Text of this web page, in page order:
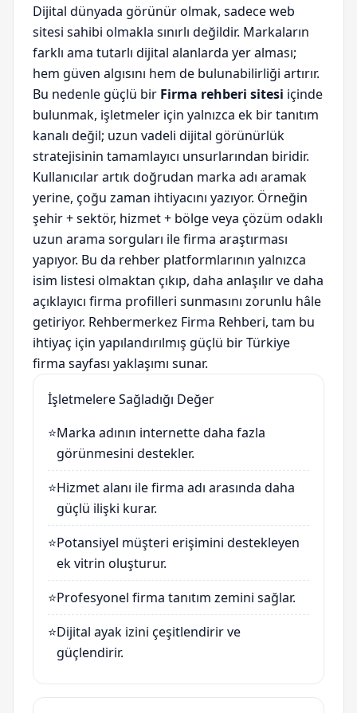
Dijital dünyada görünür olmak, sadece web
sitesi sahibi olmakla sınırlı değildir. Markaların
farklı ama tutarlı dijital alanlarda yer alması;
hem güven algısını hem de bulunabilirliği artırır.
Bu nedenle güçlü bir Firma rehberi sitesi içinde
bulunmak, işletmeler için yalnızca ek bir tanıtım
kanalı değil; uzun vadeli dijital görünürlük
stratejisinin tamamlayıcı unsurlarından biridir.
Kullanıcılar artık doğrudan marka adı aramak
yerine, çoğu zaman ihtiyacını yazıyor. Örneğin
şehir + sektör, hizmet + bölge veya çözüm odaklı
uzun arama sorguları ile firma araştırması
yapıyor. Bu da rehber platformlarının yalnızca
isim listesi olmaktan çıkıp, daha anlaşılır ve daha
açıklayıcı firma profilleri sunmasını zorunlu hâle
getiriyor. Rehbermerkez Firma Rehberi, tam bu
ihtiyaç için yapılandırılmış güçlü bir Türkiye
firma sayfası yaklaşımı sunar.
İşletmelere Sağladığı Değer
⭐Marka adının internette daha fazla
görünmesini destekler.
⭐Hizmet alanı ile firma adı arasında daha
güçlü ilişki kurar.
⭐Potansiyel müşteri erişimini destekleyen
ek vitrin oluşturur.
⭐Profesyonel firma tanıtım zemini sağlar.
⭐Dijital ayak izini çeşitlendirir ve
güçlendirir.